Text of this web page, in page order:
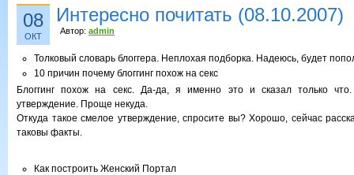
08
ОКТ
Интересно почитать (08.10.2007)
Автор: admin
Толковый словарь блоггера. Неплохая подборка. Надеюсь, будет
10 причин почему блоггинг похож на секс
Блоггинг похож на секс. Да-да, я именно это и сказал только
утверждение. Проще некуда.
Откуда такое смелое утверждение, спросите вы? Хорошо, сейчас
таковы факты.
Как построить Женский Портал